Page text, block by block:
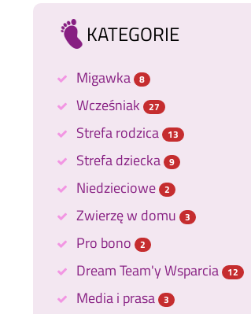
KATEGORIE
Migawka 8
Wcześniak 27
Strefa rodzica 13
Strefa dziecka 9
Niedzieciowe 2
Zwierzę w domu 3
Pro bono 2
Dream Team'y Wsparcia 12
Media i prasa 3